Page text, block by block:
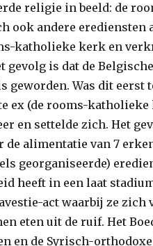
religie in beeld: de
ook andere erediensten
katholieke kerk en
gevolg is dat de
geworden. Was dit eerst
ex (de rooms-katholieke
en settelde zich. Het
de alimentatie van 7
georganiseerde)
heeft in een laat
act waarbij ze zich
eten uit de ruif. Het
en de Syrisch-